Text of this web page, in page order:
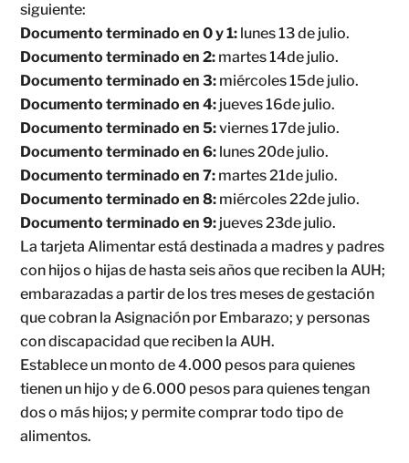
siguiente:
Documento terminado en 0 y 1: lunes 13 de julio.
Documento terminado en 2: martes 14de julio.
Documento terminado en 3: miércoles 15de julio.
Documento terminado en 4: jueves 16de julio.
Documento terminado en 5:viernes 17de julio.
Documento terminado en 6: lunes 20de julio.
Documento terminado en 7: martes 21de julio.
Documento terminado en 8: miércoles 22de julio.
Documento terminado en 9: jueves 23de julio.
La tarjeta Alimentar está destinada a madres y padres
con hijos o hijas de hasta seis años que reciben la AUH;
embarazadas a partir de los tres meses de gestación
que cobran la Asignación por Embarazo; y personas
con discapacidad que reciben la AUH.
Establece un monto de 4.000 pesos para quienes
tienen un hijo y de 6.000 pesos para quienes tengan
dos o más hijos; y permite comprar todo tipo de
alimentos.